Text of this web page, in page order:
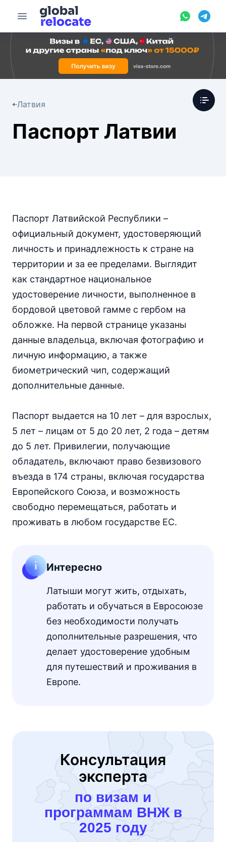
Латвия
Паспорт Латвии
Паспорт Латвийской Республики –
официальный документ, удостоверяющий
личность и принадлежность к стране на
территории и за ее пределами. Выглядит
как стандартное национальное
удостоверение личности, выполненное в
бордовой цветовой гамме с гербом на
обложке. На первой странице указаны
данные владельца, включая фотографию и
личную информацию, а также
биометрический чип, содержащий
дополнительные данные.
Паспорт выдается на 10 лет – для взрослых,
5 лет – лицам от 5 до 20 лет, 2 года – детям
до 5 лет. Привилегии, получающие
обладатель, включают право безвизового
въезда в 174 страны, включая государства
Европейского Союза, и возможность
свободно перемещаться, работать и
проживать в любом государстве ЕС.
Интересно
Латыши могут жить, отдыхать,
работать и обучаться в Евросоюзе
без необходимости получать
дополнительные разрешения, что
делает удостоверение удобным
для путешествий и проживания в
Европе.
Консультация
эксперта
по визам и
программам ВНЖ в
2025 году